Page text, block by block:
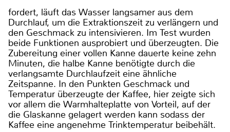
fordert, läuft das Wasser langsamer aus dem
Durchlauf, um die Extraktionszeit zu verlängern und
den Geschmack zu intensivieren. Im Test wurden
beide Funktionen ausprobiert und überzeugten. Die
Zubereitung einer vollen Kanne dauerte keine zehn
Minuten, die halbe Kanne benötigte durch die
verlangsamte Durchlaufzeit eine ähnliche
Zeitspanne. In den Punkten Geschmack und
Temperatur überzeugte der Kaffee, hier zeigte sich
vor allem die Warmhalteplatte von Vorteil, auf der
die Glaskanne gelagert werden kann sodass der
Kaffee eine angenehme Trinktemperatur beibehält.